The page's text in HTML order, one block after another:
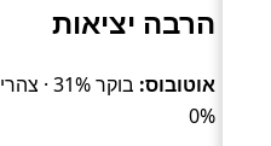
הרבה יציאות
אוטובוס:
0%